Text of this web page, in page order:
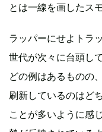
とは一線を画したス
ラッパーにせよトラ
世代が次々に台頭し
どの例はあるものの
刷新しているのはど
ことが多いように感